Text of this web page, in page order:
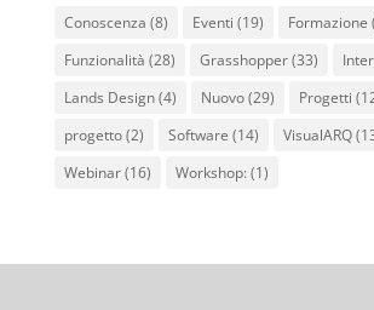
Conoscenza (8) Eventi (19) Formazione
Funzionalità (28) Grasshopper(33)
Lands Design(4) Nuovo(29) Progetti
progetto(2) Software (14) VisualARQ
Webinar(16) Workshop: (1)